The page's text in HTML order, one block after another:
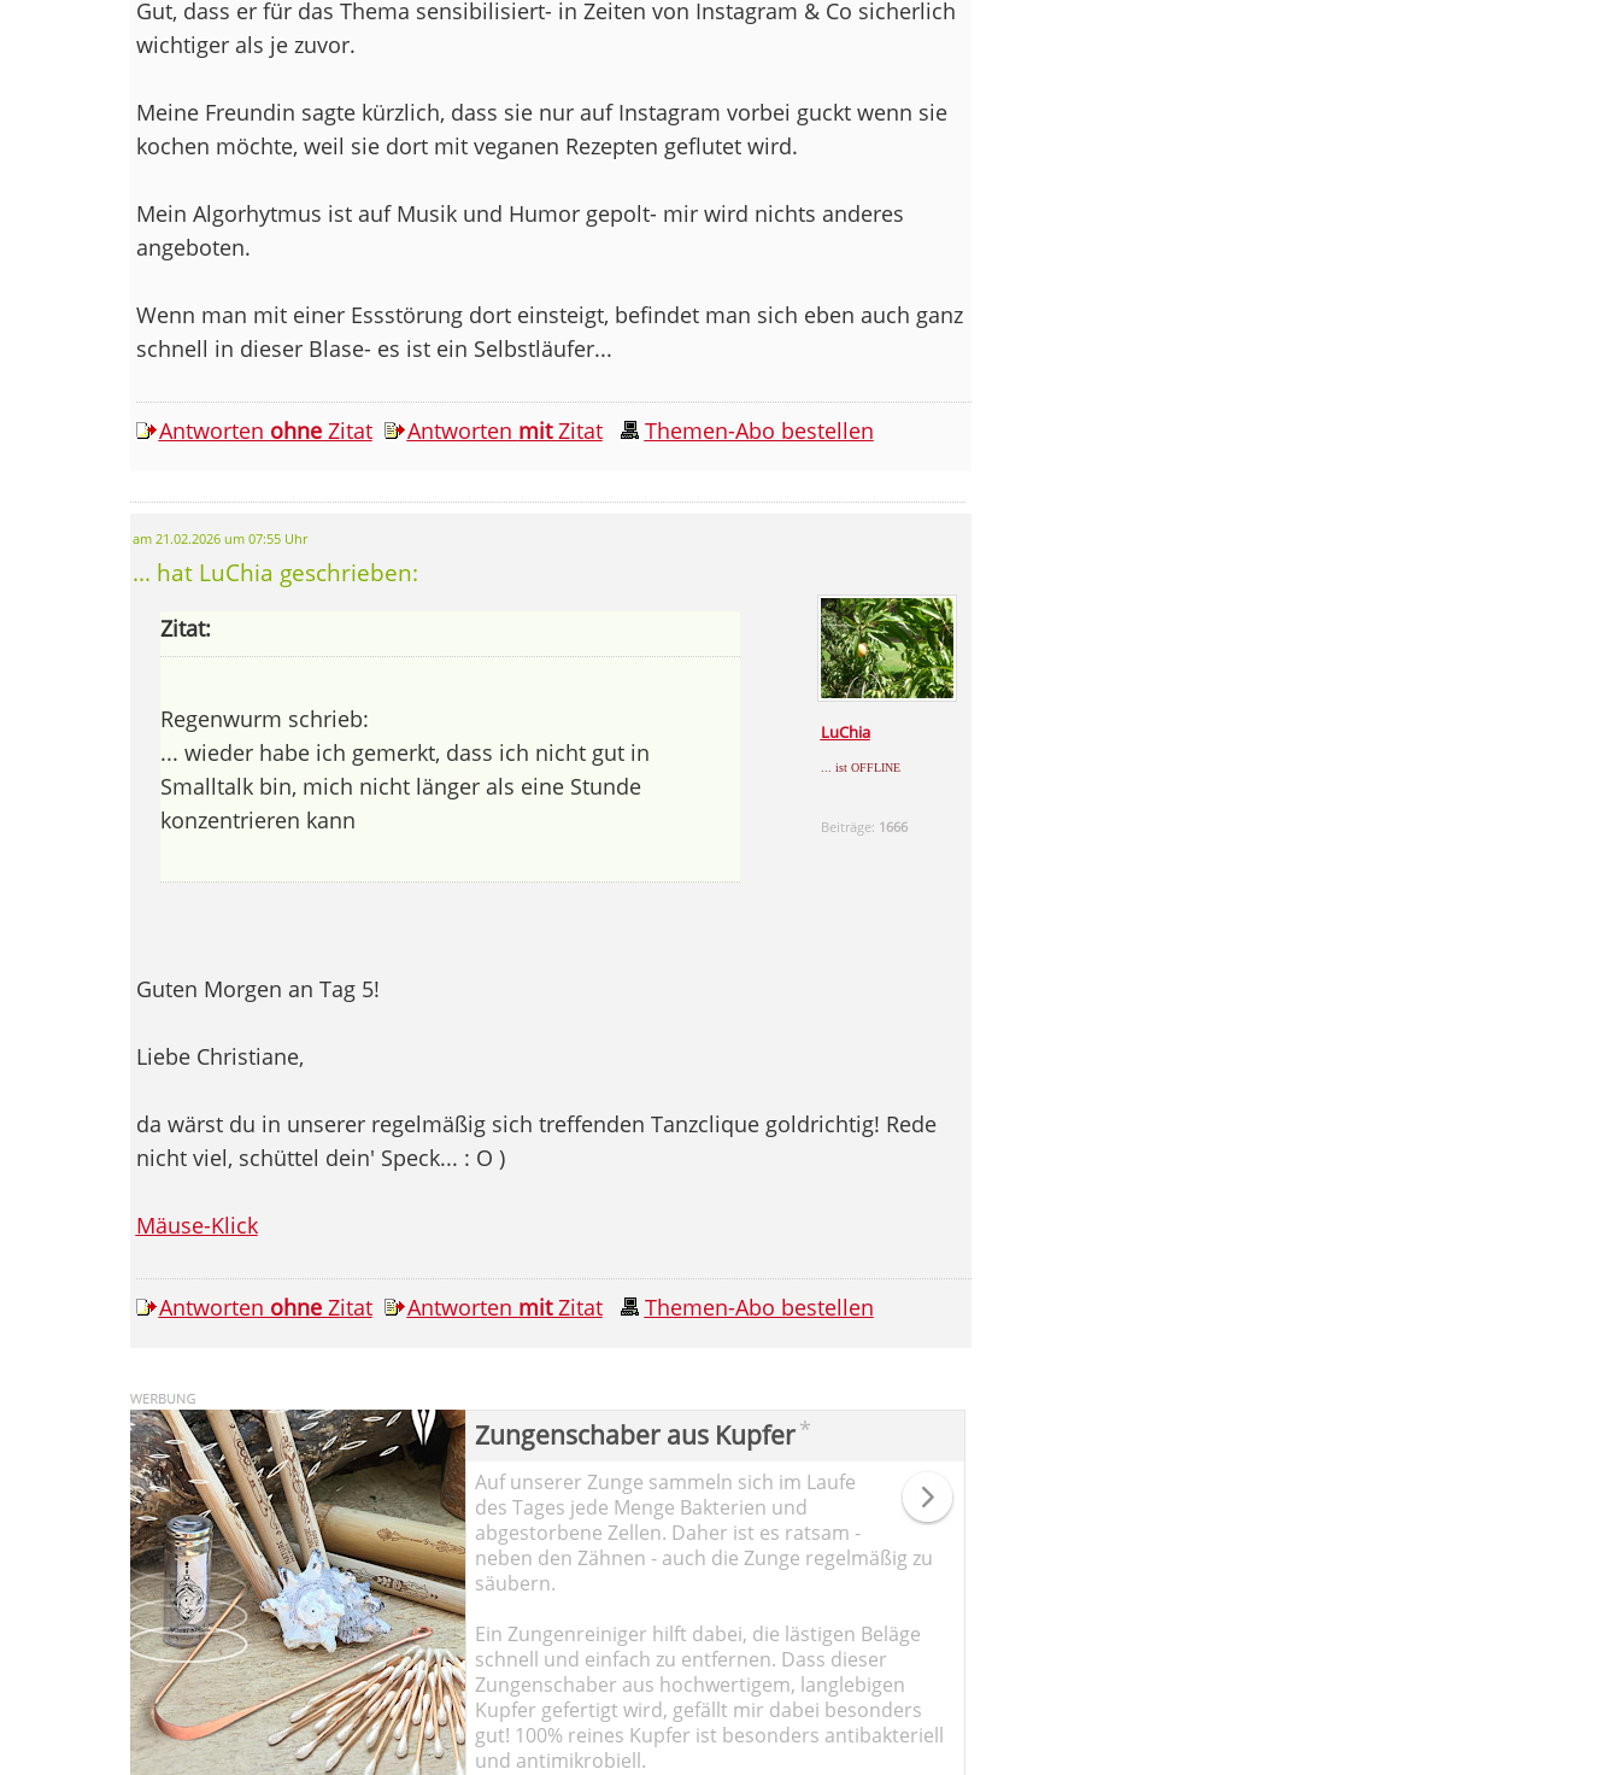
Gut, dass er für das Thema sensibilisiert- in Zeiten von Instagram & Co sicherlich
wichtiger als je zuvor.
Meine Freundin sagte kürzlich, dass sie nur auf Instagram vorbei guckt wenn sie
kochen möchte, weil sie dort mit veganen Rezepten geflutet wird.
Mein Algorhytmus ist auf Musik und Humor gepolt- mir wird nichts anderes
angeboten.
Wenn man mit einer Essstörung dort einsteigt, befindet man sich eben auch ganz
schnell in dieser Blase- es ist ein Selbstläufer...
Antworten ohneZitat Antworten mitZitat Themen-Abo bestellen
am 21.02.2026 um 07:55 Uhr
... hat LuChia geschrieben:
LuChia
... ist OFFLINE
Beiträge: 1666
Zitat:
Regenwurm schrieb:
... wieder habe ich gemerkt, dass ich nicht gut in
Smalltalk bin, mich nicht länger als eine Stunde
konzentrieren kann
Guten Morgen an Tag 5!
Liebe Christiane,
da wärst du in unserer regelmäßig sich treffenden Tanzclique goldrichtig! Rede
nicht viel, schüttel dein' Speck... : O )
Mäuse-Klick
Antworten ohneZitat Antworten mitZitat Themen-Abo bestellen
Zungenschaber aus Kupfer*
Auf unserer Zunge sammeln sich im Laufe
des Tages jede Menge Bakterien und
abgestorbene Zellen. Daher ist es ratsam -
neben den Zähnen - auch die Zunge regelmäßig zu
säubern.
Ein Zungenreiniger hilft dabei, die lästigen Beläge
schnell und einfach zu entfernen. Dass dieser
Zungenschaber aus hochwertigem, langlebigen
Kupfer gefertigt wird, gefällt mir dabei besonders
gut! 100% reines Kupfer ist besonders antibakteriell
und antimikrobiell.